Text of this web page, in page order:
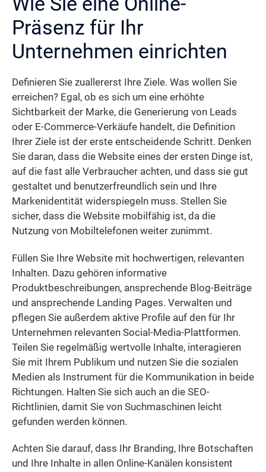
Präsenz für Ihr
Unternehmen einrichten
Definieren Sie zuallererst Ihre Ziele. Was wollen Sie
erreichen? Egal, ob es sich um eine erhöhte
Sichtbarkeit der Marke, die Generierung von Leads
oder E-Commerce-Verkäufe handelt, die Definition
Ihrer Ziele ist der erste entscheidende Schritt. Denken
Sie daran, dass die Website eines der ersten Dinge ist,
auf die fast alle Verbraucher achten, und dass sie gut
gestaltet und benutzerfreundlich sein und Ihre
Markenidentität widerspiegeln muss. Stellen Sie
sicher, dass die Website mobilfähig ist, da die
Nutzung von Mobiltelefonen weiter zunimmt.
Füllen Sie Ihre Website mit hochwertigen, relevanten
Inhalten. Dazu gehören informative
Produktbeschreibungen, ansprechende Blog-Beiträge
und ansprechende Landing Pages. Verwalten und
pflegen Sie außerdem aktive Profile auf den für Ihr
Unternehmen relevanten Social-Media-Plattformen.
Teilen Sie regelmäßig wertvolle Inhalte, interagieren
Sie mit Ihrem Publikum und nutzen Sie die sozialen
Medien als Instrument für die Kommunikation in beide
Richtungen. Halten Sie sich auch an die SEO-
Richtlinien, damit Sie von Suchmaschinen leicht
gefunden werden können.
Achten Sie darauf, dass Ihr Branding, Ihre Botschaften
und Ihre Inhalte in allen Online-Kanälen konsistent